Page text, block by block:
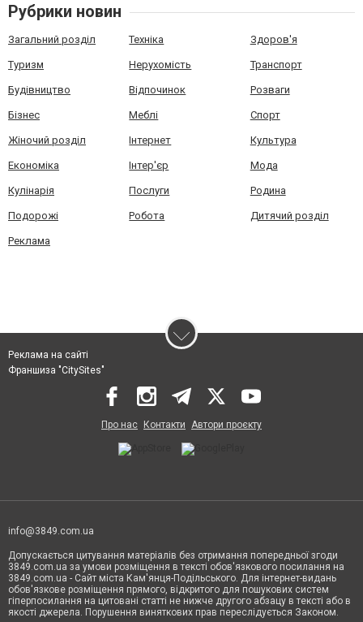
Рубрики новин
Загальний розділ Техніка Здоров'я
Туризм Нерухомість Транспорт
Будівництво Відпочинок Розваги
Бізнес Меблі Спорт
Жіночий розділ Інтернет Культура
Економіка Інтер'єр Мода
Кулінарія Послуги Родина
Подорожі Робота Дитячий розділ
Реклама
Реклама на сайті
Франшиза "CitySites"
Про нас Контакти Автори проєкту
info@3849.com.ua
Допускається цитування матеріалів без отримання попередньої згоди
3849.com.ua за умови розміщення в тексті обов'язкового посилання на
3849.com.ua - Сайт міста Кам'янця-Подільського. Для інтернет-видань
обов'язкове розміщення прямого, відкритого для пошукових систем
гіперпосилання на цитовані статті не нижче другого абзацу в тексті або в
якості джерела. Порушення виняткових прав переслідується Законом.